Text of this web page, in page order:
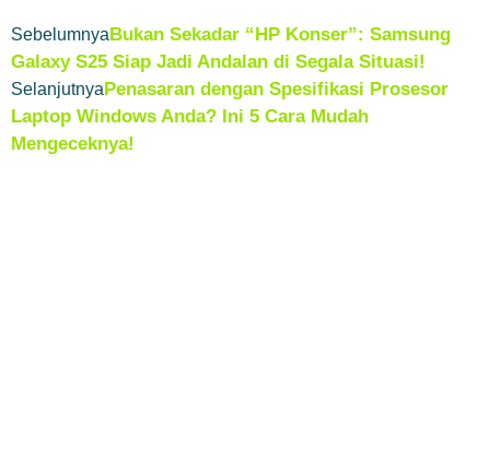
SebelumnyaBukan Sekadar “HP Konser”: Samsung
Galaxy S25 Siap Jadi Andalan di Segala Situasi!
SelanjutnyaPenasaran dengan Spesifikasi Prosesor
Laptop Windows Anda? Ini 5 Cara Mudah
Mengeceknya!